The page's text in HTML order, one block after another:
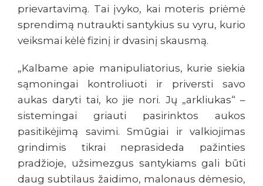
prievartavimą. Tai įvyko, kai moteris priėmė
sprendimą nutraukti santykius su vyru, kurio
veiksmai kėlė fizinį ir dvasinį skausmą.
„Kalbame apie manipuliatorius, kurie siekia
sąmoningai kontroliuoti ir priversti savo
aukas daryti tai, ko jie nori. Jų „arkliukas“ –
sistemingai griauti pasirinktos aukos
pasitikėjimą savimi. Smūgiai ir valkiojimas
grindimis tikrai neprasideda pažinties
pradžioje, užsimezgus santykiams gali būti
daug subtilaus žaidimo, malonaus dėmesio,